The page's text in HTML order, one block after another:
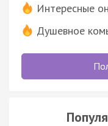
Интересные
Душевное